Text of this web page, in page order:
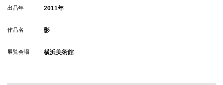
出品年 2011年
作品名 影
展覧会場 横浜美術館